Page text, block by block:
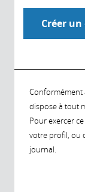
Conformément
dispose à tout
Pour exercer
votre profil, ou
journal.